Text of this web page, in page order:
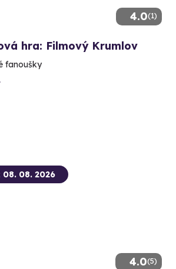
4.0(1)
hra: Filmový Krumlov
fanoušky
4.0(5)
08. 2026